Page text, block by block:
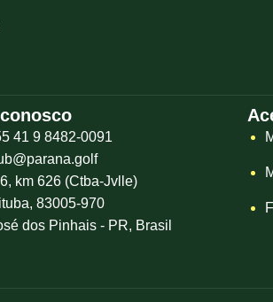
41 9 8482-0091
km 626 (Ctba-Jvlle)
83005-970
dos Pinhais - PR, Brasil